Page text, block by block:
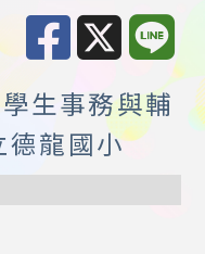
生事務與輔
德龍國小